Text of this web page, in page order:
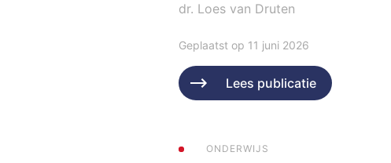
dr. Loes van Druten
Geplaatst op 11 juni 2026
Lees publicatie
ONDERWIJS